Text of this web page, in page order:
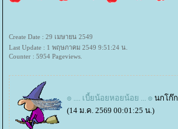
Create Date : 29 เมษายน 2549
Last Update : 1 พฤษภาคม 2549 9:51:24 น.
Counter : 5954 Pageviews.
๏ .... เบี้ยน้อยหอยน้อย ... ๏ นกโก๊ก
(14 ม.ค. 2569 00:01:25 น.)